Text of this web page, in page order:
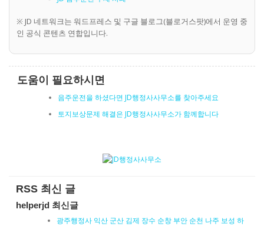
※ JD 네트워크는 워드프레스 및 구글 블로그(블로거스팟)에서 운영 중
인 공식 콘텐츠 연합입니다.
도움이 필요하시면
음주운전을 하셨다면 JD행정사사무소를 찾아주세요
토지보상문제 해결은 JD행정사사무소가 함께합니다
RSS 최신 글
helperjd 최신글
광주행정사 익산 군산 김제 장수 순창 부안 순천 나주 보성 하